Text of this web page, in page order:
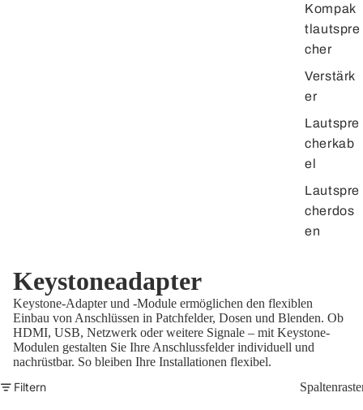
Kompak
tlautspre
cher
Verstärk
er
Lautspre
cherkab
el
Lautspre
cherdos
en
Keystoneadapter
Keystone-Adapter und -Module ermöglichen den flexiblen
Einbau von Anschlüssen in Patchfelder, Dosen und Blenden. Ob
HDMI, USB, Netzwerk oder weitere Signale – mit Keystone-
Modulen gestalten Sie Ihre Anschlussfelder individuell und
nachrüstbar. So bleiben Ihre Installationen flexibel.
Filtern